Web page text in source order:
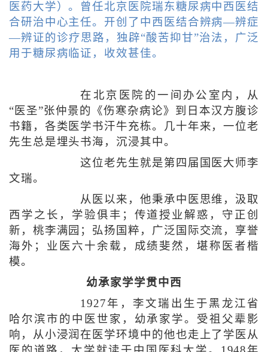
医药大学）。曾任北京医院瑞东糖尿病中西医结
合研治中心主任。开创了中西医结合辨病—辨症
—辨证的诊疗思路，独辟“酸苦抑甘”治法，广泛
用于糖尿病临证，收效甚佳。
在北京医院的一间办公室内，从
“医圣”张仲景的《伤寒杂病论》到日本汉方腹诊
书籍，各类医学书汗牛充栋。几十年来，一位老
先生总是埋头书海，沉浸其中。
这位老先生就是第四届国医大师李
文瑞。
从医以来，他秉承中医思维，汲取
西学之长，学验俱丰；传道授业解惑，守正创
新，桃李满园；弘扬国粹，广泛国际交流，享誉
海外；业医六十余载，成绩斐然，堪称医者楷
模。
幼承家学学贯中西
1927年，李文瑞出生于黑龙江省
哈尔滨市的中医世家，幼承家学。受祖父辈影
响，从小浸润在医学环境中的他也走上了学医从